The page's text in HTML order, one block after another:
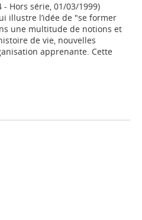
Hors série, 01/03/1999)
illustre l’idée de "se former
une multitude de notions et
de vie, nouvelles
apprenante. Cette